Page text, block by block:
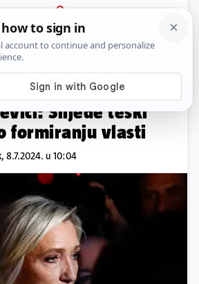
PRIJAVA
News Komentari
Francuska se
Slijede teški
formiranju vlasti
8.7.2024. u 10:04